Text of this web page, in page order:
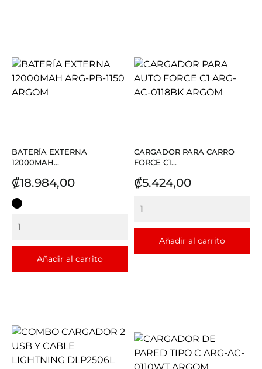
BATERÍA EXTERNA
12000MAH...
Precio
₡18.984,00
NEGRO
Añadir al carrito
CARGADOR PARA CARRO
FORCE C1...
Precio
₡5.424,00
Añadir al carrito